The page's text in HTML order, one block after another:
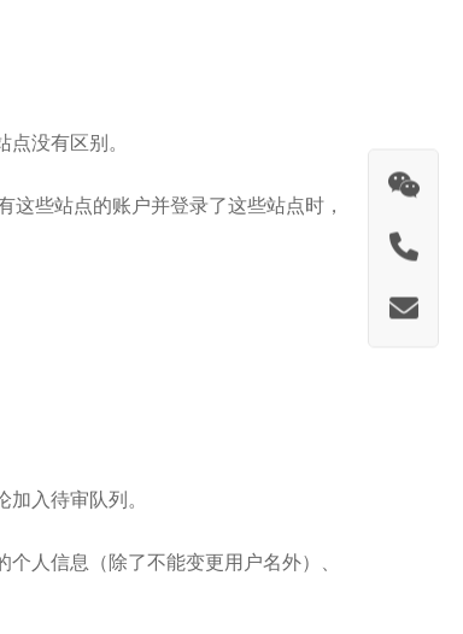
没有区别。
些站点的账户并登录了这些站点时，
入待审队列。
人信息（除了不能变更用户名外）、